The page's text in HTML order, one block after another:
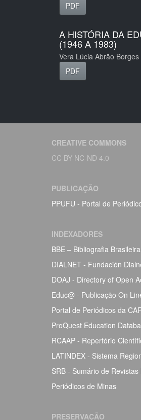
PDF
A HISTÓRIA DA
(1946 A 1983)
Vera Lúcia Abrão Borges
PDF
CREATIVE COMMONS
CC BY-NC-ND 4.0
PUBLICAÇÃO
PPUFU - Portal de
INDEXADORES
BBE – Bibliografia
DIALNET - Fundación
DOAJ - Directory of Open
Educ@ - Publicação On
Portal de Periódicos da
ProQuest Education
RCAAP - Repertório
LATINDEX - Sistema
SRB - Sumário de
Periódicos de Minas
PRESERVAÇÃO